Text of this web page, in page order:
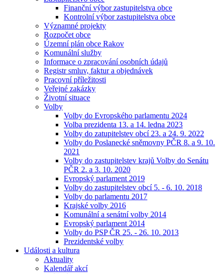
Finanční výbor zastupitelstva obce
Kontrolní výbor zastupitelstva obce
Významné projekty
Rozpočet obce
Územní plán obce Rakov
Komunální služby
Informace o zpracování osobních údajů
Registr smluv, faktur a objednávek
Pracovní příležitosti
Veřejné zakázky
Životní situace
Volby
Volby do Evropského parlamentu 2024
Volba prezidenta 13. a 14. ledna 2023
Volby do zatupitelstev obcí 23. a 24. 9. 2022
Volby do Poslanecké sněmovny PČR 8. a 9. 10.
2021
Volby do zastupitelstev krajů Volby do Senátu
PČR 2. a 3. 10. 2020
Evropský parlament 2019
Volby do zastupitelstev obcí 5. - 6. 10. 2018
Volby do parlamentu 2017
Krajské volby 2016
Komunální a senátní volby 2014
Evropský parlament 2014
Volby do PSP ČR 25. - 26. 10. 2013
Prezidentské volby
Události a kultura
Aktuality
Kalendář akcí